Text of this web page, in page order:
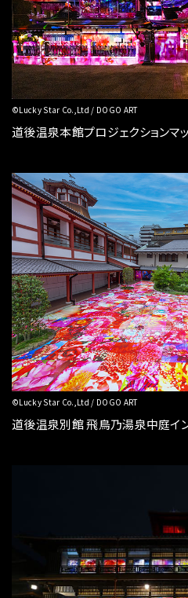
©Lucky Star Co.,Ltd / DOGO ART
道後温泉本館プロジェクションマ
©Lucky Star Co.,Ltd / DOGO ART
道後温泉別館 飛鳥乃湯泉中庭イ